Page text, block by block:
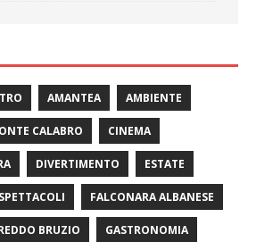
AMANTEA AMBIENTE
CALABRO CINEMA
DIVERTIMENTO ESTATE
FALCONARA ALBANESE
BRUZIO GASTRONOMIA